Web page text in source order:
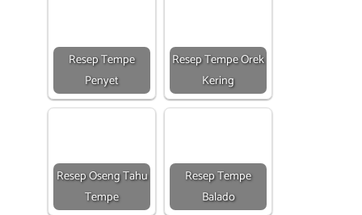
Resep Tempe
Penyet
Resep Tempe Orek
Kering
Resep Oseng Tahu
Tempe
Resep Tempe
Balado